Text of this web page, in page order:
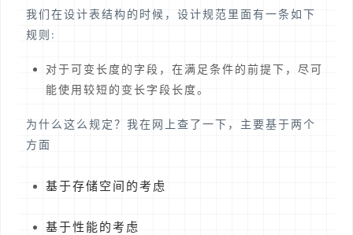
我们在设计表结构的时候，设计规范里面有一条如下
规则:
对于可变长度的字段，在满足条件的前提下，尽可
能使用较短的变长字段长度。
为什么这么规定？我在网上查了一下，主要基于两个
方面
基于存储空间的考虑
基于性能的考虑